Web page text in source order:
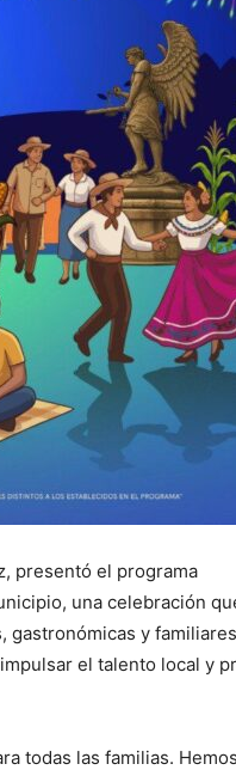
presentó el programa
una celebración
y
el talento local y
todas las familias. Hemos